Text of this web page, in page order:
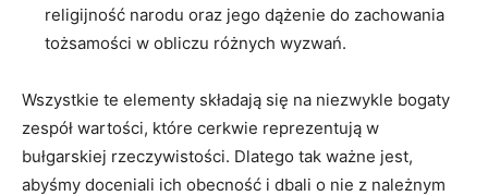
religijność narodu oraz jego dążenie do zachowania
tożsamości w ⁤obliczu różnych wyzwań.
Wszystkie te elementy składają się na niezwykle bogaty
zespół wartości, które cerkwie reprezentują w
bułgarskiej rzeczywistości. Dlatego ​tak ważne jest,
abyśmy‌ doceniali ich obecność i dbali o nie ​z należnym